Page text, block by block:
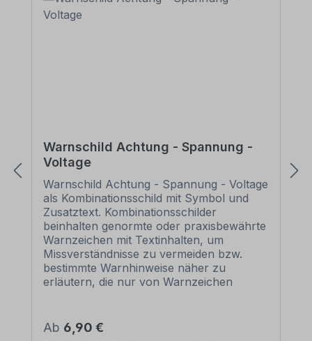
Warnschild Achtung - Spannung -
Voltage
Warnschild Achtung - Spannung - Voltage
als Kombinationsschild mit Symbol und
Zusatztext. Kombinationsschilder
beinhalten genormte oder praxisbewährte
Warnzeichen mit Textinhalten, um
Missverständnisse zu vermeiden bzw.
bestimmte Warnhinweise näher zu
erläutern, die nur von Warnzeichen
richtigen Warnzeichen und einem
aussagekräftigen Text beugen Sie jeglicher
Regulärer Preis:
Ab 6,90 €